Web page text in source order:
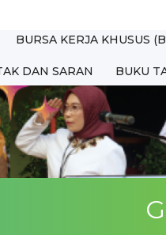
BURSA KERJA KHUSUS
DAN SARAN BUKU